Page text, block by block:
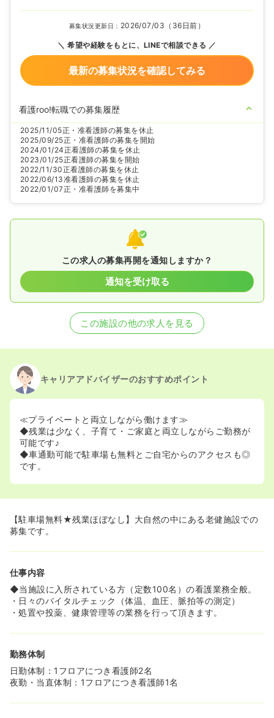
募集状況更新日： 2026/07/03（36日前）
希望や経験をもとに、LINEで相談できる
最新の募集状況を確認してみる
看護roo!転職での募集履歴
2025/11/05正・准看護師の募集を休止
2025/09/25正・准看護師の募集を開始
2024/01/24正看護師の募集を休止
2023/01/25正看護師の募集を開始
2022/11/30正看護師の募集を休止
2022/06/13准看護師の募集を休止
2022/01/07正・准看護師を募集中
この求人の募集再開を通知しますか？
通知を受け取る
この施設の他の求人を見る
キャリアアドバイザーのおすすめポイント
≪プライベートと両立しながら働けます≫
◆残業は少なく、子育て・ご家庭と両立しながらご勤務が
可能です♪
◆車通勤可能で駐車場も無料とご自宅からのアクセスも◎
です。
【駐車場無料★残業ほぼなし】大自然の中にある老健施設での
募集です。
仕事内容
◆当施設に入所されている方（定数100名）の看護業務全般。
・日々のバイタルチェック（体温、血圧、脈拍等の測定）
・処置や投薬、健康管理等の業務を行って頂きます。
勤務体制
日勤体制：1フロアにつき看護師2名
夜勤・当直体制：1フロアにつき看護師1名